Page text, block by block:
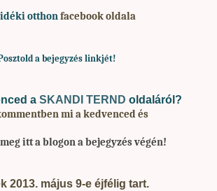
otthonfacebook oldala
a bejegyzés linkjét!
a SKANDI TERND oldaláról?
mi a kedvenced és
itt a blogon a bejegyzés végén!
2013. május 9-e éjfélig tart.